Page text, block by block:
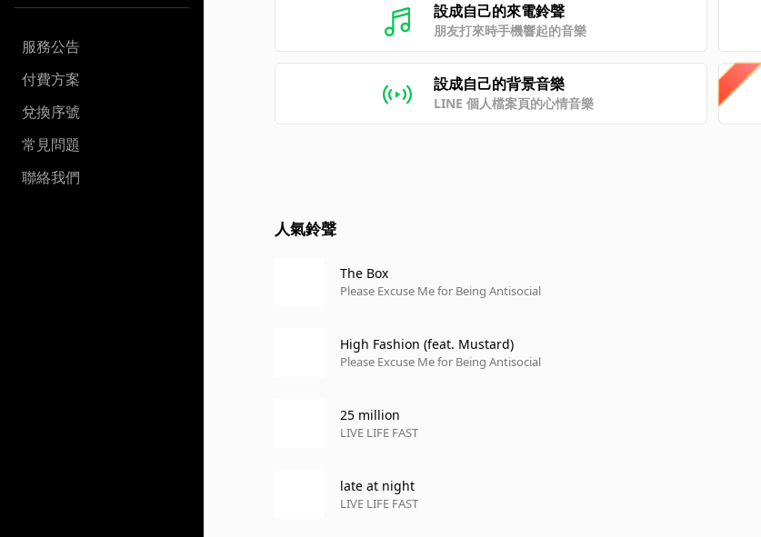
服務公告
付費方案
兌換序號
常見問題
聯絡我們
設成自己的來電鈴聲
朋友打來時手機響起的音樂
設成自己的背景音樂
LINE 個人檔案頁的心情音樂
人氣鈴聲
The Box
Please Excuse Me for Being Antisocial
High Fashion (feat. Mustard)
Please Excuse Me for Being Antisocial
25 million
LIVE LIFE FAST
late at night
LIVE LIFE FAST